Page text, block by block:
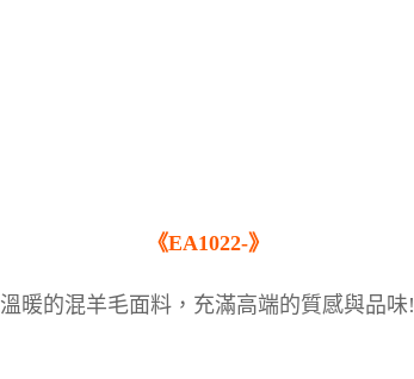
《EA1022-》
溫暖的混羊毛面料，充滿高端的質感與品味!